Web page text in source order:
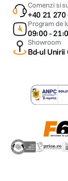
Comenzi si
+40 21 270
Program de
09:00 -
Showroom
Bd-ul Unirii